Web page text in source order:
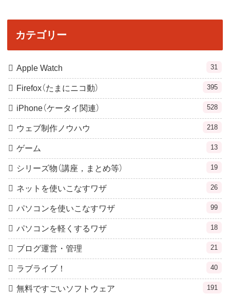
カテゴリー
Apple Watch 31
Firefox（たまにニコ動） 395
iPhone（ケータイ関連） 528
ウェブ制作ノウハウ 218
ゲーム 13
シリーズ物（講座，まとめ等） 19
ネットを使いこなすワザ 26
パソコンを使いこなすワザ 99
パソコンを軽くするワザ 18
ブログ運営・管理 21
ラブライブ！ 40
無料ですごいソフトウェア 191